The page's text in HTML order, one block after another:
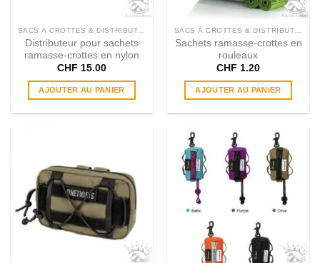
Distributeur pour sachets
ramasse-crottes en nylon
CHF 15.00
AJOUTER AU PANIER
Sachets ramasse-crottes en
rouleaux
CHF 1.20
AJOUTER AU PANIER